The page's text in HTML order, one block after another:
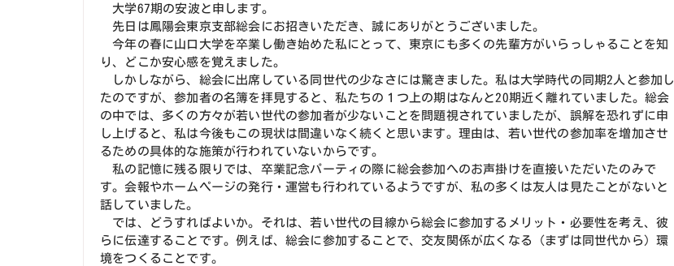
大学67期の安波と申します。
先日は鳳陽会東京支部総会にお招きいただき、誠にありがとうございました。
今年の春に山口大学を卒業し働き始めた私にとって、東京にも多くの先輩方がいらっしゃることを知
り、どこか安心感を覚えました。
しかしながら、総会に出席している同世代の少なさには驚きました。私は大学時代の同期2人と参加し
たのですが、参加者の名簿を拝見すると、私たちの１つ上の期はなんと20期近く離れていました。総会
の中では、多くの方々が若い世代の参加者が少ないことを問題視されていましたが、誤解を恐れずに申
し上げると、私は今後もこの現状は間違いなく続くと思います。理由は、若い世代の参加率を増加させ
るための具体的な施策が行われていないからです。
私の記憶に残る限りでは、卒業記念パーティの際に総会参加へのお声掛けを直接いただいたのみで
す。会報やホームページの発行・運営も行われているようですが、私の多くは友人は見たことがないと
話していました。
では、どうすればよいか。それは、若い世代の目線から総会に参加するメリット・必要性を考え、彼
らに伝達することです。例えば、総会に参加することで、交友関係が広くなる（まずは同世代から）環
境をつくることです。